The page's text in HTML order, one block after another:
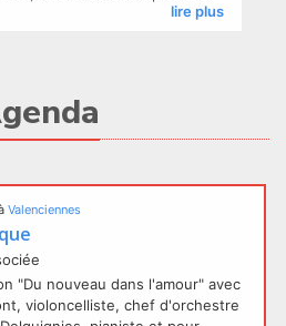
lire plus
Valenciennes
"Du nouveau dans l'amour" avec
violoncelliste, chef d'orchestre